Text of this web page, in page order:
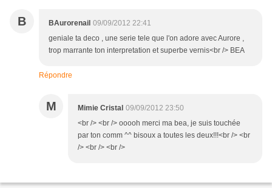
B BAurorenail 09/09/2012 22:41
geniale ta deco , une serie tele que l'on adore avec Aurore ,
trop marrante ton interpretation et superbe vernis<br /> BEA
Répondre
M Mimie Cristal 09/09/2012 23:50
<br /> <br /> ooooh merci ma bea, je suis touchée
par ton comm ^^ bisoux a toutes les deux!!!<br /> <br
/> <br /> <br />